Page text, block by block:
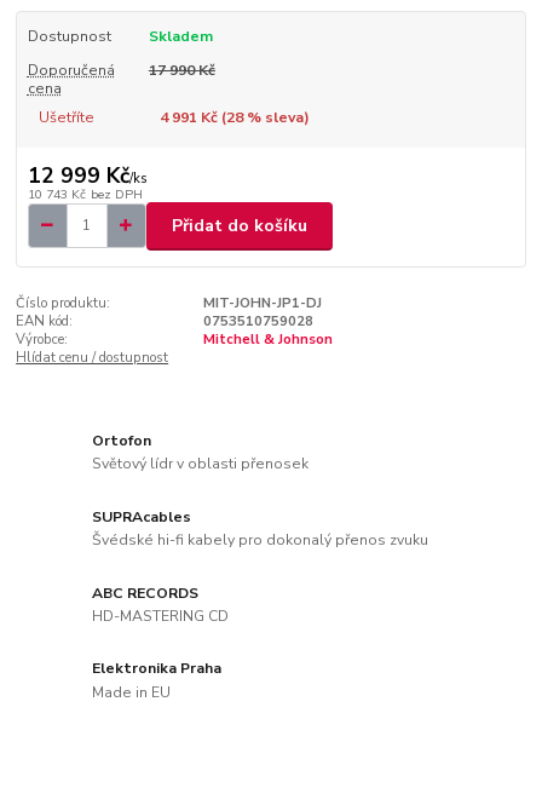
Dostupnost
Skladem
Doporučená
cena
17 990 Kč
Ušetříte 4 991 Kč (28% sleva)
12 999 Kč/ks
10 743 Kč bez DPH
Přidat do košíku
Číslo produktu:
MIT-JOHN-JP1-DJ
EAN kód:
0753510759028
Výrobce:
Mitchell & Johnson
Hlídat cenu / dostupnost
Ortofon
Světový lídr v oblasti přenosek
SUPRAcables
Švédské hi-fi kabely pro dokonalý přenos zvuku
ABC RECORDS
HD-MASTERING CD
Elektronika Praha
Made in EU